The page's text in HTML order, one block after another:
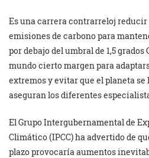
Es una carrera contrarreloj
emisiones de carbono para
por debajo del umbral de 1,5 grados
mundo cierto margen para
extremos y evitar que el planeta
aseguran los diferentes
El Grupo Intergubernamental de
Climático (IPCC) ha advertido de
plazo provocaría aumentos